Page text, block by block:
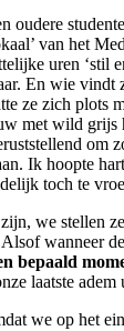
oudere
van het
uren ‘stil
En wie
ze zich
met wild
om
Ik hoopte
toch te
we stellen
Alsof wanneer
bepaald
laatste adem
we op het